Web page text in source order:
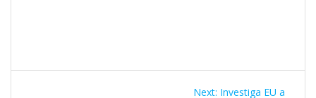
Next: Next
Investiga EU a